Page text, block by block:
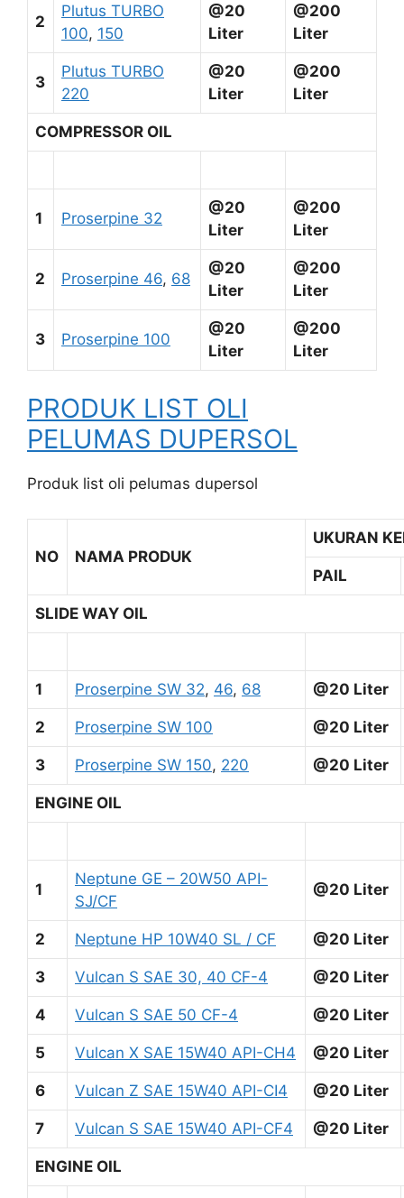
2
Plutus TURBO
100, 150
@20
Liter
@200
Liter
3
Plutus TURBO
220
@20
Liter
@200
Liter
COMPRESSOR OIL
1 Proserpine 32
@20
Liter
@200
Liter
2 Proserpine 46, 68
@20
Liter
@200
Liter
3 Proserpine 100
@20
Liter
@200
Liter
PRODUK LIST OLI
PELUMAS DUPERSOL
Produk list oli pelumas dupersol
NO NAMA PRODUK
UKURAN
PAIL
SLIDE WAY OIL
1 Proserpine SW 32, 46, 68 @20 Liter
2 Proserpine SW 100 @20 Liter
3 Proserpine SW 150, 220 @20 Liter
ENGINE OIL
1
Neptune GE – 20W50 API-
SJ/CF
@20 Liter
2 Neptune HP 10W40 SL / CF @20 Liter
3 Vulcan S SAE 30, 40 CF-4 @20 Liter
4 Vulcan S SAE 50 CF-4 @20 Liter
5 Vulcan X SAE 15W40 API-CH4 @20 Liter
6 Vulcan Z SAE 15W40 API-CI4 @20 Liter
7 Vulcan S SAE 15W40 API-CF4 @20 Liter
ENGINE OIL